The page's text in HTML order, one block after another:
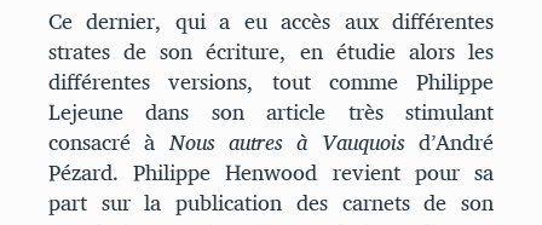
Ce dernier, qui a eu accès aux différentes
strates de son écriture, en étudie alors les
différentes versions, tout comme Philippe
Lejeune dans son article très stimulant
consacré àNous autres à Vauquoisd’André
Pézard. Philippe Henwood revient pour sa
part sur la publication des carnets de son